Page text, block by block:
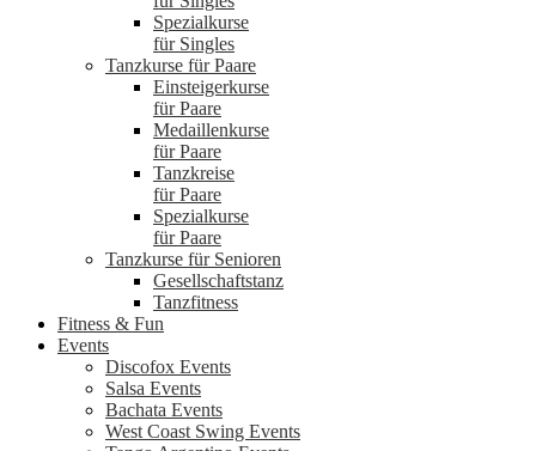
Spezialkurse
für Singles
Tanzkurse für Paare
Einsteigerkurse
für Paare
Medaillenkurse
für Paare
Tanzkreise
für Paare
Spezialkurse
für Paare
Tanzkurse für Senioren
Gesellschaftstanz
Tanzfitness
Fitness & Fun
Events
Discofox Events
Salsa Events
Bachata Events
West Coast Swing Events